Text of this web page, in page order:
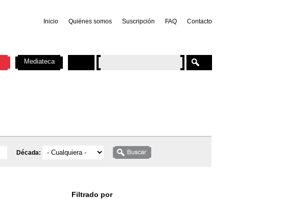
Inicio Quiénes somos Suscripción FAQ Contacto
Década:
Filtrado por
Mediateca